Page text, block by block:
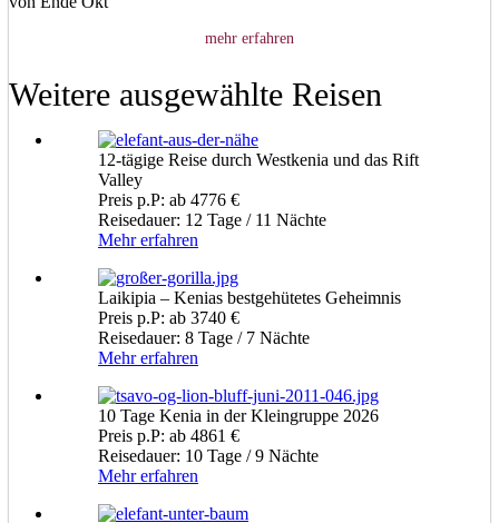
mehr erfahren
Weitere ausgewählte Reisen
12-tägige Reise durch Westkenia und das Rift
Valley
Preis p.P: ab 4776 €
Reisedauer: 12 Tage / 11 Nächte
Mehr erfahren
Laikipia – Kenias bestgehütetes Geheimnis
Preis p.P: ab 3740 €
Reisedauer: 8 Tage / 7 Nächte
Mehr erfahren
10 Tage Kenia in der Kleingruppe 2026
Preis p.P: ab 4861 €
Reisedauer: 10 Tage / 9 Nächte
Mehr erfahren